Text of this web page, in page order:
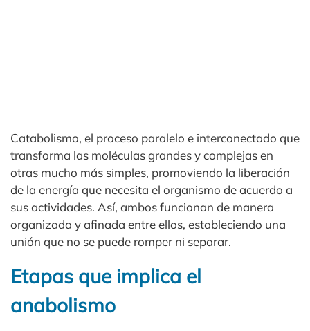
Catabolismo, el proceso paralelo e interconectado que
transforma las moléculas grandes y complejas en
otras mucho más simples, promoviendo la liberación
de la energía que necesita el organismo de acuerdo a
sus actividades. Así, ambos funcionan de manera
organizada y afinada entre ellos, estableciendo una
unión que no se puede romper ni separar.
Etapas que implica el
anabolismo